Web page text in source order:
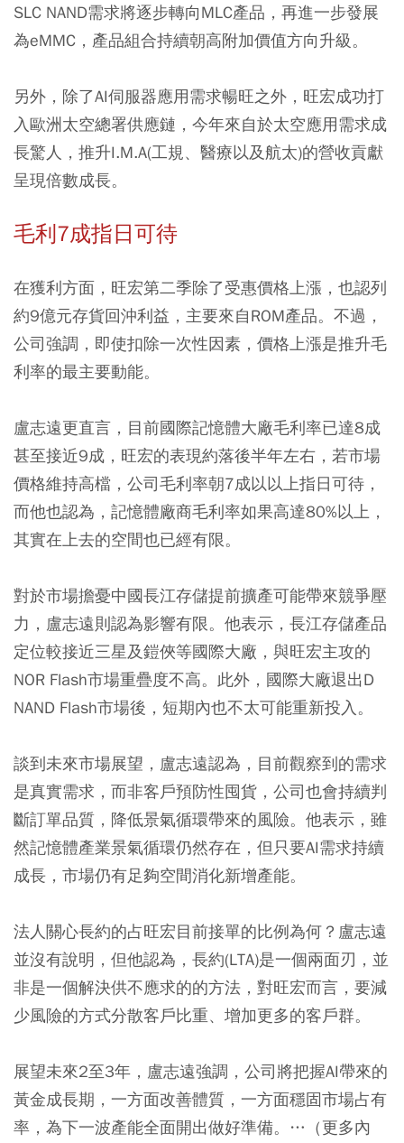
SLC NAND需求將逐步轉向MLC產品，再進一步發展
為eMMC，產品組合持續朝高附加價值方向升級。
另外，除了AI伺服器應用需求暢旺之外，旺宏成功打
入歐洲太空總署供應鏈，今年來自於太空應用需求成
長驚人，推升I.M.A(工規、醫療以及航太)的營收貢獻
呈現倍數成長。
毛利7成指日可待
在獲利方面，旺宏第二季除了受惠價格上漲，也認列
約9億元存貨回沖利益，主要來自ROM產品。不過，
公司強調，即使扣除一次性因素，價格上漲是推升毛
利率的最主要動能。
盧志遠更直言，目前國際記憶體大廠毛利率已達8成
甚至接近9成，旺宏的表現約落後半年左右，若市場
價格維持高檔，公司毛利率朝7成以以上指日可待，
而他也認為，記憶體廠商毛利率如果高達80%以上，
其實在上去的空間也已經有限。
對於市場擔憂中國長江存儲提前擴產可能帶來競爭壓
力，盧志遠則認為影響有限。他表示，長江存儲產品
定位較接近三星及鎧俠等國際大廠，與旺宏主攻的
NOR Flash市場重疊度不高。此外，國際大廠退出D
NAND Flash市場後，短期內也不太可能重新投入。
談到未來市場展望，盧志遠認為，目前觀察到的需求
是真實需求，而非客戶預防性囤貨，公司也會持續判
斷訂單品質，降低景氣循環帶來的風險。他表示，雖
然記憶體產業景氣循環仍然存在，但只要AI需求持續
成長，市場仍有足夠空間消化新增產能。
法人關心長約的占旺宏目前接單的比例為何？盧志遠
並沒有說明，但他認為，長約(LTA)是一個兩面刃，並
非是一個解決供不應求的的方法，對旺宏而言，要減
少風險的方式分散客戶比重、增加更多的客戶群。
展望未來2至3年，盧志遠強調，公司將把握AI帶來的
黃金成長期，一方面改善體質，一方面穩固市場占有
率，為下一波產能全面開出做好準備。…（更多內